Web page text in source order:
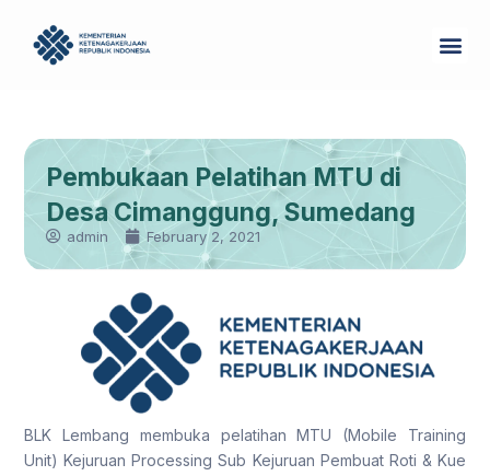
content
Pembukaan Pelatihan MTU di
Desa Cimanggung, Sumedang
admin February 2, 2021
BLK Lembang membuka pelatihan MTU (Mobile Training
Unit) Kejuruan Processing Sub Kejuruan Pembuat Roti & Kue